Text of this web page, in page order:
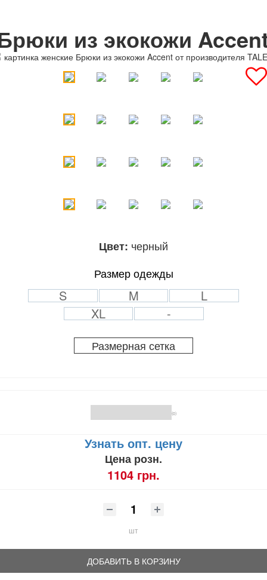
из экокожи
Цвет: черный
Размер одежды
S M
L
XL
-
Размерная сетка
(0)
Узнать опт. цену
Цена розн.
1104 грн.
шт
ДОБАВИТЬ В КОРЗИНУ